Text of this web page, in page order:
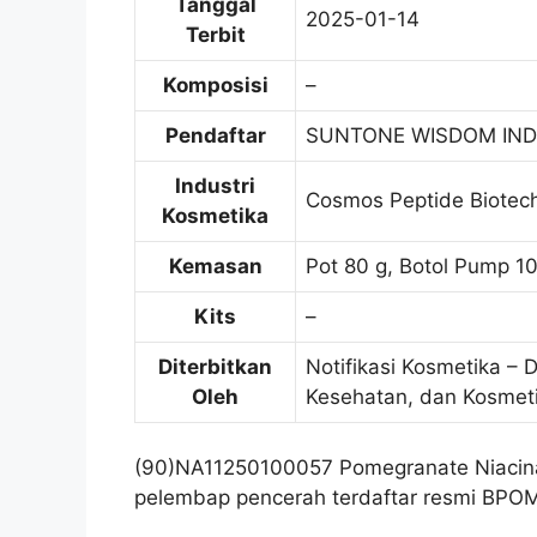
Terbit
2025-01-14
Komposisi –
Pendaftar SUNTONE WISDOM
Industri
Kosmetika
Cosmos Peptide
Kemasan Pot 80 g, Botol Pump
Kits –
Diterbitkan
Oleh
Notifikasi Kosmetika –
Kesehatan, dan
(90)NA11250100057 Pomegranate
pelembap pencerah terdaftar resmi